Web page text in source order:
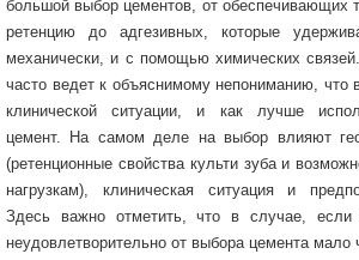
большой выбор цементов, от обеспечивающих
ретенцию до адгезивных, которые
механически, и с помощью химических
часто ведет к объяснимому непониманию, что
клинической ситуации, и как лучше
цемент. На самом деле на выбор влияют
(ретенционные свойства культи зуба и
нагрузкам), клиническая ситуация и
Здесь важно отметить, что в случае, если
неудовлетворительно от выбора цемента мало